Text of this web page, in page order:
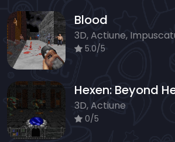
Blood
3D, Actiune,
5.0/5
Hexen: Beyond
3D, Actiune
0/5